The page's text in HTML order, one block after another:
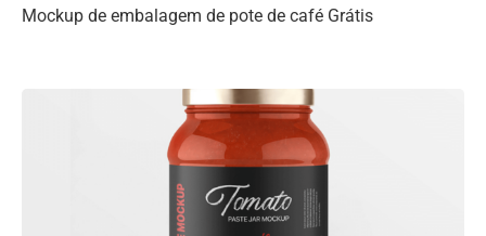
Mockup de embalagem de pote de café Grátis